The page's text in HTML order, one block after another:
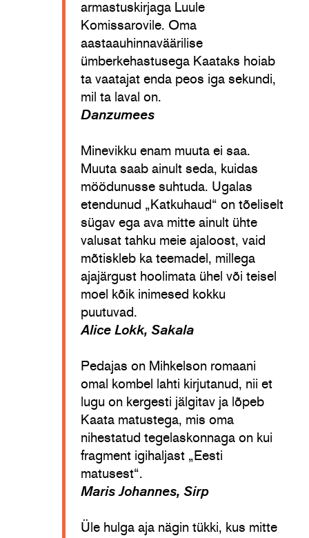
armastuskirjaga Luule
Komissarovile. Oma
aastaauhinnaväärilise
ümberkehastusega Kaataks hoiab
ta vaatajat enda peos iga sekundi,
mil ta laval on.
Danzumees
Minevikku enam muuta ei saa.
Muuta saab ainult seda, kuidas
möödunusse suhtuda. Ugalas
etendunud „Katkuhaud“ on tõeliselt
sügav ega ava mitte ainult ühte
valusat tahku meie ajaloost, vaid
mõtiskleb ka teemadel, millega
ajajärgust hoolimata ühel või teisel
moel kõik inimesed kokku
puutuvad.
Alice Lokk, Sakala
Pedajas on Mihkelson romaani
omal kombel lahti kirjutanud, nii et
lugu on kergesti jälgitav ja lõpeb
Kaata matustega, mis oma
nihestatud tegelaskonnaga on kui
fragment igihaljast „Eesti
matusest“.
Maris Johannes, Sirp
Üle hulga aja nägin tükki, kus mitte